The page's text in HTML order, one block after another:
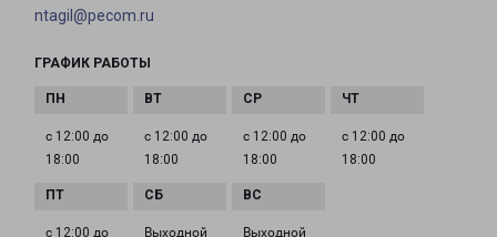
ntagil@pecom.ru
ГРАФИК РАБОТЫ
с 12:00 до
18:00
с 12:00 до
18:00
с 12:00 до
18:00
с 12:00 до
18:00
с 12:00 до
Выходной Выходной